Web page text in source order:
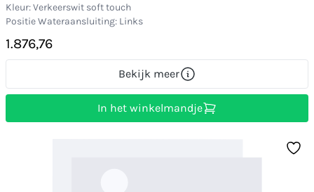
Kleur: Verkeerswit soft touch
Positie Wateraansluiting: Links
1.876,76
Bekijk meer
In het winkelmandje